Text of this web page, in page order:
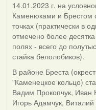
14.01.2023 г. на
Каменюками и Брестом
точках (практически в
отмечено более
полях - всего до
стайка белолобиков).
В районе Бреста
"Каменецкое кольцо)
Вадим Прокопчук, Иван
Игорь Адамчук, Виталий